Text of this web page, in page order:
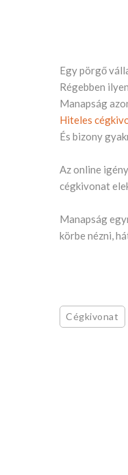
Egy pörgő
Régebben
Manapság
Hiteles
És bizony
Az online
cégkivonat
Manapság
körbe nézni,
Cégkivonat